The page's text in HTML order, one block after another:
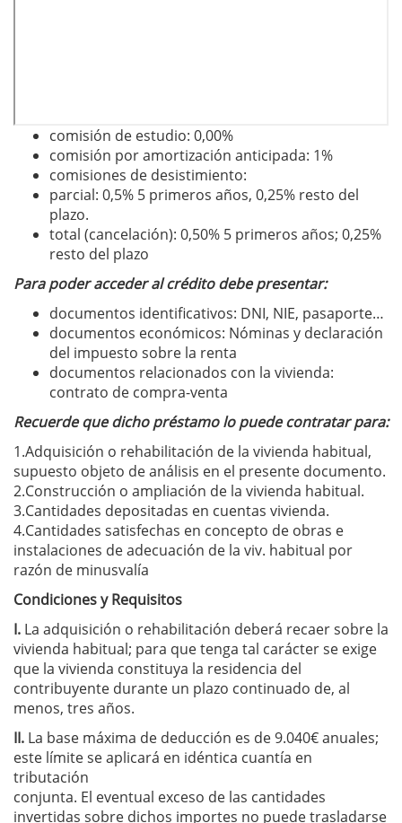
comisión de estudio: 0,00%
comisión por amortización anticipada: 1%
comisiones de desistimiento:
parcial: 0,5% 5 primeros años, 0,25% resto del
plazo.
total (cancelación): 0,50% 5 primeros años; 0,25%
resto del plazo
Para poder acceder al crédito debe presentar:
documentos identificativos: DNI, NIE, pasaporte…
documentos económicos: Nóminas y declaración
del impuesto sobre la renta
documentos relacionados con la vivienda:
contrato de compra-venta
Recuerde que dicho préstamo lo puede contratar para:
1.Adquisición o rehabilitación de la vivienda habitual,
supuesto objeto de análisis en el presente documento.
2.Construcción o ampliación de la vivienda habitual.
3.Cantidades depositadas en cuentas vivienda.
4.Cantidades satisfechas en concepto de obras e
instalaciones de adecuación de la viv. habitual por
razón de minusvalía
Condiciones y Requisitos
I. La adquisición o rehabilitación deberá recaer sobre la
vivienda habitual; para que tenga tal carácter se exige
que la vivienda constituya la residencia del
contribuyente durante un plazo continuado de, al
menos, tres años.
II. La base máxima de deducción es de 9.040€ anuales;
este límite se aplicará en idéntica cuantía en
tributación
conjunta. El eventual exceso de las cantidades
invertidas sobre dichos importes no puede trasladarse